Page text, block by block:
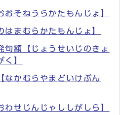
おそねうらかたもんじょ】
はまむらかたもんじょ】
句額【じょうせいじのきょ
く】
なかむらやまどいけぶん
わせじんじゃししがしら】